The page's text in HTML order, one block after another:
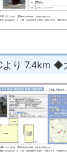
り 7.4km ◆